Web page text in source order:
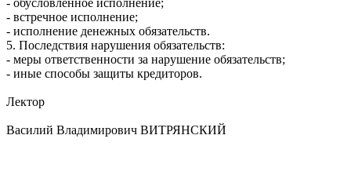
- обусловленное исполнение;
- встречное исполнение;
- исполнение денежных обязательств.
5. Последствия нарушения обязательств:
- меры ответственности за нарушение обязательств;
- иные способы защиты кредиторов.
Лектор
Василий Владимирович ВИТРЯНСКИЙ